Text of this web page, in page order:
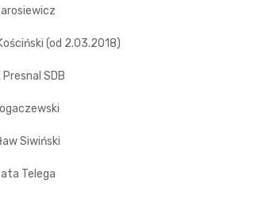
(od 2.03.2018)
SDB
Siwiński
Telega